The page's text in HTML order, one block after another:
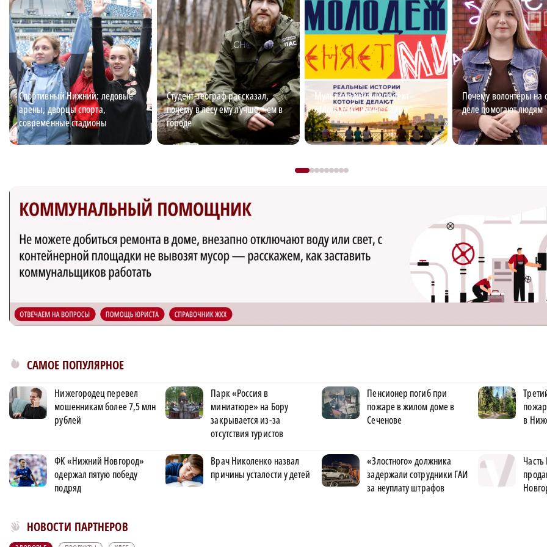
Спортивный Нижний: ледовые
арены, дворцы спорта,
современные стадионы
Студент-географ рассказал,
почему в лесу ему лучше, чем в
городе
Мультимедийный проект
«Молодежь меняет мир»
Почему волонтёры на
деле помогают людям
САМОЕ ПОПУЛЯРНОЕ
Нижегородец перевел
мошенникам более 7,5 млн
рублей
Парк «Россия в
миниатюре» на Бору
закрывается из-за
отсутствия туристов
Пенсионер погиб при
пожаре в жилом доме в
Сеченове
в
ФК «Нижний Новгород»
одержал пятую победу
подряд
Врач Николенко назвал
причины усталости у детей
«Злостного» должника
задержали сотрудники ГАИ
за неуплату штрафов
НОВОСТИ ПАРТНЕРОВ
Новости МирТесен